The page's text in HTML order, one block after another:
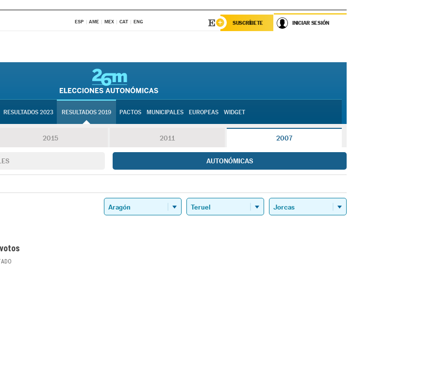
ESP AME MEX CAT ENG SUSCRÍBETE INICIAR SESIÓN
RESULTADOS 2023 RESULTADOS 2019 PACTOS MUNICIPALES EUROPEAS WIDGET
2015 2011 2007
AUTONÓMICAS